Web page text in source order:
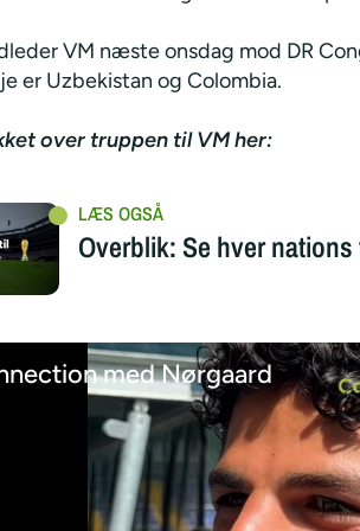
VM næste onsdag mod DR
er Uzbekistan og Colombia.
over truppen til VM her:
Overblik: Se hver
med Nørgaard